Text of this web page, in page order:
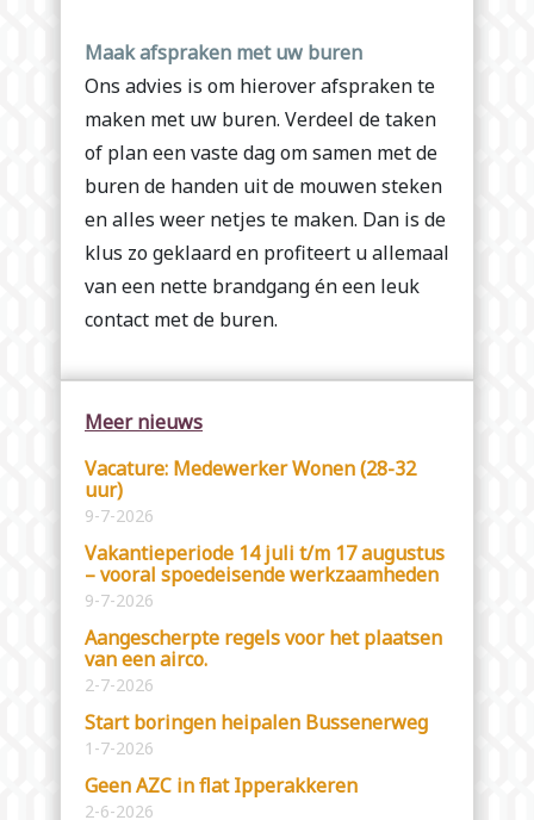
Maak afspraken met uw buren
Ons advies is om hierover afspraken te
maken met uw buren. Verdeel de taken
of plan een vaste dag om samen met de
buren de handen uit de mouwen steken
en alles weer netjes te maken. Dan is de
klus zo geklaard en profiteert u allemaal
van een nette brandgang én een leuk
contact met de buren.
Meer nieuws
Vacature: Medewerker Wonen (28-32
uur)
9-7-2026
Vakantieperiode 14 juli t/m 17 augustus
– vooral spoedeisende werkzaamheden
9-7-2026
Aangescherpte regels voor het plaatsen
van een airco.
2-7-2026
Start boringen heipalen Bussenerweg
1-7-2026
Geen AZC in flat Ipperakkeren
2-6-2026